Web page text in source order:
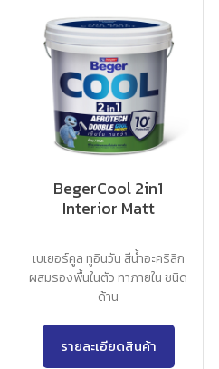
BegerCool 2in1
Interior Matt
เบเยอร์คูล ทูอินวัน สีน้ำอะคริลิก
ผสมรองพื้นในตัว ทาภายใน ชนิด
ด้าน
รายละเอียดสินค้า